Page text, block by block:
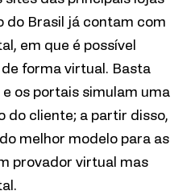
do Brasil já contam com
em que é possível
forma virtual. Basta
os portais simulam uma
do cliente; a partir disso,
melhor modelo para as
provador virtual mas